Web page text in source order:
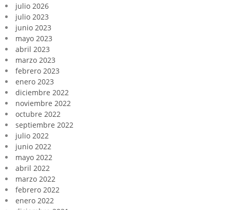
julio 2026
julio 2023
junio 2023
mayo 2023
abril 2023
marzo 2023
febrero 2023
enero 2023
diciembre 2022
noviembre 2022
octubre 2022
septiembre 2022
julio 2022
junio 2022
mayo 2022
abril 2022
marzo 2022
febrero 2022
enero 2022